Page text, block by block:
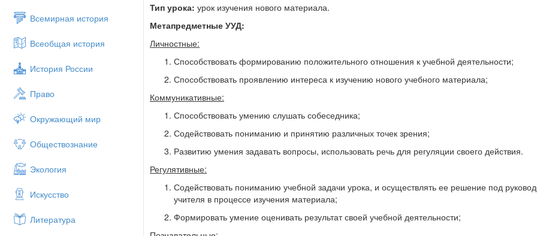
Всемирная история
Всеобщая история
История России
Право
Окружающий мир
Обществознание
Экология
Искусство
Литература
Тип урока: урок изучения нового материала.
Метапредметные УУД:
Личностные:
Способствовать формированию положительного отношения к учебной деятельности;
Способствовать проявлению интереса к изучению нового учебного материала;
Коммуникативные:
Способствовать умению слушать собеседника;
Содействовать пониманию и принятию различных точек зрения;
Развитию умения задавать вопросы, использовать речь для регуляции своего действия.
Регулятивные:
Содействовать пониманию учебной задачи урока, и осуществлять ее решение под
учителя в процессе изучения материала;
Формировать умение оценивать результат своей учебной деятельности;